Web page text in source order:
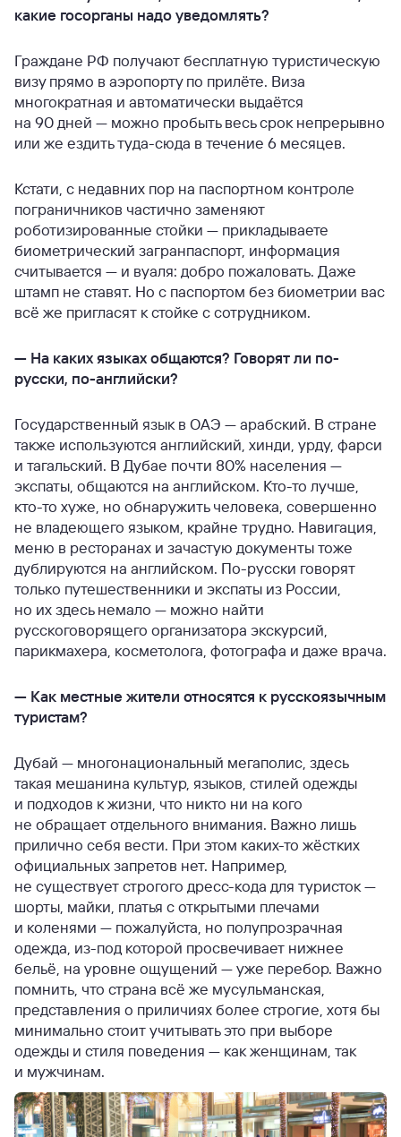
какие госорганы надо уведомлять?
Граждане РФ получают бесплатную туристическую
визу прямо в аэропорту по прилёте. Виза
многократная и автоматически выдаётся
на 90 дней — можно пробыть весь срок непрерывно
или же ездить туда-сюда в течение 6 месяцев.
Кстати, с недавних пор на паспортном контроле
пограничников частично заменяют
роботизированные стойки — прикладываете
биометрический загранпаспорт, информация
считывается — и вуаля: добро пожаловать. Даже
штамп не ставят. Но с паспортом без биометрии вас
всё же пригласят к стойке с сотрудником.
— На каких языках общаются? Говорят ли по-
русски, по-английски?
Государственный язык в ОАЭ — арабский. В стране
также используются английский, хинди, урду, фарси
и тагальский. В Дубае почти 80% населения —
экспаты, общаются на английском. Кто-то лучше,
кто-то хуже, но обнаружить человека, совершенно
не владеющего языком, крайне трудно. Навигация,
меню в ресторанах и зачастую документы тоже
дублируются на английском. По-русски говорят
только путешественники и экспаты из России,
но их здесь немало — можно найти
русскоговорящего организатора экскурсий,
парикмахера, косметолога, фотографа и даже врача.
— Как местные жители относятся к русскоязычным
туристам?
Дубай — многонациональный мегаполис, здесь
такая мешанина культур, языков, стилей одежды
и подходов к жизни, что никто ни на кого
не обращает отдельного внимания. Важно лишь
прилично себя вести. При этом каких-то жёстких
официальных запретов нет. Например,
не существует строгого дресс-кода для туристок —
шорты, майки, платья с открытыми плечами
и коленями — пожалуйста, но полупрозрачная
одежда, из-под которой просвечивает нижнее
бельё, на уровне ощущений — уже перебор. Важно
помнить, что страна всё же мусульманская,
представления о приличиях более строгие, хотя бы
минимально стоит учитывать это при выборе
одежды и стиля поведения — как женщинам, так
и мужчинам.